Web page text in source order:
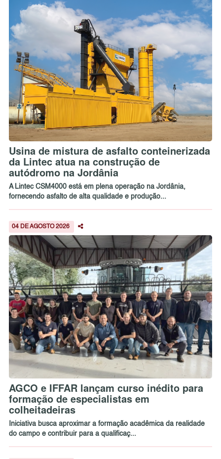
Usina de mistura de asfalto conteinerizada
da Lintec atua na construção de
autódromo na Jordânia
A Lintec CSM4000 está em plena operação na Jordânia,
fornecendo asfalto de alta qualidade e produção...
04 DE AGOSTO 2026
AGCO e IFFAR lançam curso inédito para
formação de especialistas em
colheitadeiras
Iniciativa busca aproximar a formação acadêmica da realidade
do campo e contribuir para a qualificaç...